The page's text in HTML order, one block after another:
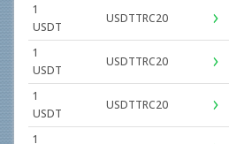
1
USDT
USDTTRC20
1
USDT
USDTTRC20
1
USDT
USDTTRC20
1